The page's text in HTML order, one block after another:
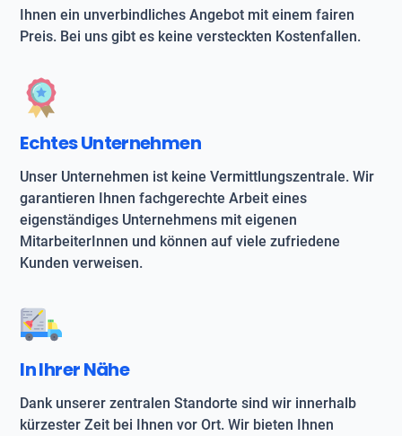
Ihnen ein unverbindliches Angebot mit einem fairen
Preis. Bei uns gibt es keine versteckten Kostenfallen.
Echtes Unternehmen
Unser Unternehmen ist keine Vermittlungszentrale. Wir
garantieren Ihnen fachgerechte Arbeit eines
eigenständiges Unternehmens mit eigenen
MitarbeiterInnen und können auf viele zufriedene
Kunden verweisen.
In Ihrer Nähe
Dank unserer zentralen Standorte sind wir innerhalb
kürzester Zeit bei Ihnen vor Ort. Wir bieten Ihnen